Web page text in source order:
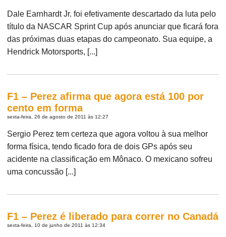
Dale Earnhardt Jr. foi efetivamente descartado da luta pelo
título da NASCAR Sprint Cup após anunciar que ficará fora
das próximas duas etapas do campeonato. Sua equipe, a
Hendrick Motorsports, [...]
F1 – Perez afirma que agora está 100 por
cento em forma
sexta-feira, 26 de agosto de 2011 às 12:27
Sergio Perez tem certeza que agora voltou à sua melhor
forma física, tendo ficado fora de dois GPs após seu
acidente na classificação em Mônaco. O mexicano sofreu
uma concussão [...]
F1 – Perez é liberado para correr no Canadá
sexta-feira, 10 de junho de 2011 às 12:34